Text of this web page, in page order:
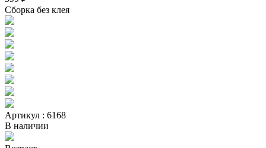
Сборка без клея
Артикул : 6168
В наличии